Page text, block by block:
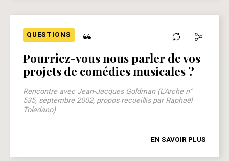
QUESTIONS “
Pourriez-vous nous parler de vos
projets de comédies musicales ?
Rencontre avec Jean-Jacques Goldman (L'Arche n°
535, septembre 2002, propos recueillis par Raphaël
Toledano)
EN SAVOIR PLUS